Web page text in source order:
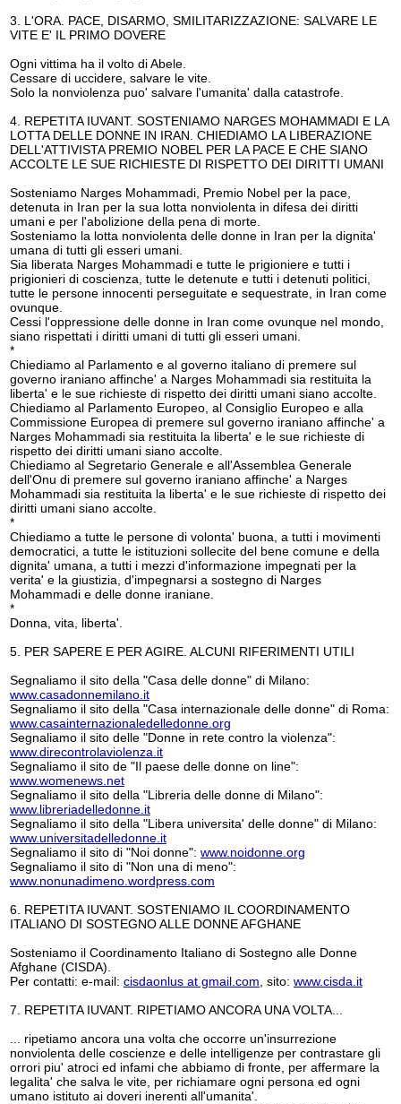
3. L'ORA. PACE, DISARMO, SMILITARIZZAZIONE: SALVARE LE
VITE E' IL PRIMO DOVERE
Ogni vittima ha il volto di Abele.
Cessare di uccidere, salvare le vite.
Solo la nonviolenza puo' salvare l'umanita' dalla catastrofe.
4. REPETITA IUVANT. SOSTENIAMO NARGES MOHAMMADI E LA
LOTTA DELLE DONNE IN IRAN. CHIEDIAMO LA LIBERAZIONE
DELL'ATTIVISTA PREMIO NOBEL PER LA PACE E CHE SIANO
ACCOLTE LE SUE RICHIESTE DI RISPETTO DEI DIRITTI UMANI
Sosteniamo Narges Mohammadi, Premio Nobel per la pace,
detenuta in Iran per la sua lotta nonviolenta in difesa dei diritti
umani e per l'abolizione della pena di morte.
Sosteniamo la lotta nonviolenta delle donne in Iran per la dignita'
umana di tutti gli esseri umani.
Sia liberata Narges Mohammadi e tutte le prigioniere e tutti i
prigionieri di coscienza, tutte le detenute e tutti i detenuti politici,
tutte le persone innocenti perseguitate e sequestrate, in Iran come
ovunque.
Cessi l'oppressione delle donne in Iran come ovunque nel mondo,
siano rispettati i diritti umani di tutti gli esseri umani.
*
Chiediamo al Parlamento e al governo italiano di premere sul
governo iraniano affinche' a Narges Mohammadi sia restituita la
liberta' e le sue richieste di rispetto dei diritti umani siano accolte.
Chiediamo al Parlamento Europeo, al Consiglio Europeo e alla
Commissione Europea di premere sul governo iraniano affinche' a
Narges Mohammadi sia restituita la liberta' e le sue richieste di
rispetto dei diritti umani siano accolte.
Chiediamo al Segretario Generale e all'Assemblea Generale
dell'Onu di premere sul governo iraniano affinche' a Narges
Mohammadi sia restituita la liberta' e le sue richieste di rispetto dei
diritti umani siano accolte.
*
Chiediamo a tutte le persone di volonta' buona, a tutti i movimenti
democratici, a tutte le istituzioni sollecite del bene comune e della
dignita' umana, a tutti i mezzi d'informazione impegnati per la
verita' e la giustizia, d'impegnarsi a sostegno di Narges
Mohammadi e delle donne iraniane.
*
Donna, vita, liberta'.
5. PER SAPERE E PER AGIRE. ALCUNI RIFERIMENTI UTILI
Segnaliamo il sito della "Casa delle donne" di Milano:
www.casadonnemilano.it
Segnaliamo il sito della "Casa internazionale delle donne" di Roma:
www.casainternazionaledelledonne.org
Segnaliamo il sito delle "Donne in rete contro la violenza":
www.direcontrolaviolenza.it
Segnaliamo il sito de "Il paese delle donne on line":
www.womenews.net
Segnaliamo il sito della "Libreria delle donne di Milano":
www.libreriadelledonne.it
Segnaliamo il sito della "Libera universita' delle donne" di Milano:
www.universitadelledonne.it
Segnaliamo il sito di "Noi donne": www.noidonne.org
Segnaliamo il sito di "Non una di meno":
www.nonunadimeno.wordpress.com
6. REPETITA IUVANT. SOSTENIAMO IL COORDINAMENTO
ITALIANO DI SOSTEGNO ALLE DONNE AFGHANE
Sosteniamo il Coordinamento Italiano di Sostegno alle Donne
Afghane (CISDA).
Per contatti: e-mail: cisdaonlus at gmail.com , sito: www.cisda.it
7. REPETITA IUVANT. RIPETIAMO ANCORA UNA VOLTA...
... ripetiamo ancora una volta che occorre un'insurrezione
nonviolenta delle coscienze e delle intelligenze per contrastare gli
orrori piu' atroci ed infami che abbiamo di fronte, per affermare la
legalita' che salva le vite, per richiamare ogni persona ed ogni
umano istituto ai doveri inerenti all'umanita'.